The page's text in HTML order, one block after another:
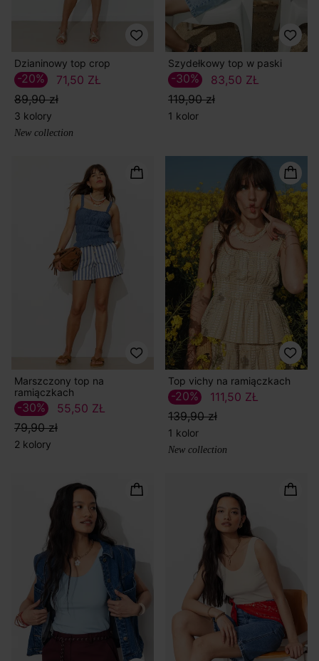
Dzianinowy top crop
71,50 ZŁ
89,90 zł
-20%
3 kolory
New collection
Szydełkowy top w paski
83,50 ZŁ
119,90 zł
-30%
1 kolor
Marszczony top na
ramiączkach
55,50 ZŁ
79,90 zł
-30%
2 kolory
Top vichy na ramiączkach
111,50 ZŁ
139,90 zł
-20%
1 kolor
New collection